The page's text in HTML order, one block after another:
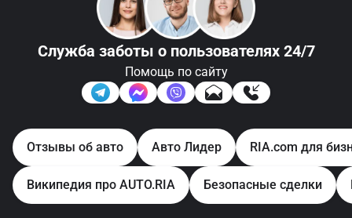
Служба заботы о пользователях 24/7
Помощь по сайту
Отзывы об авто Авто Лидер RIA.com для
Википедия про AUTO.RIA Безопасные сделки